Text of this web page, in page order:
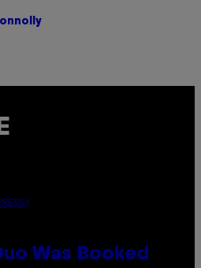
Was Booked